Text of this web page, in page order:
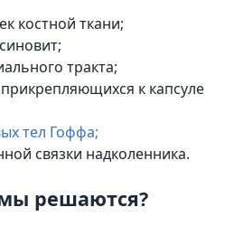
костной ткани;
тракта;
к капсуле
тел Гоффа;
связки надколенника.
решаются?